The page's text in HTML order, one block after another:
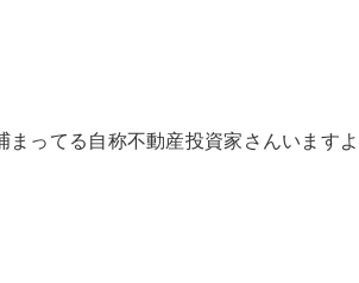
ってる自称不動産投資家さんいますよ